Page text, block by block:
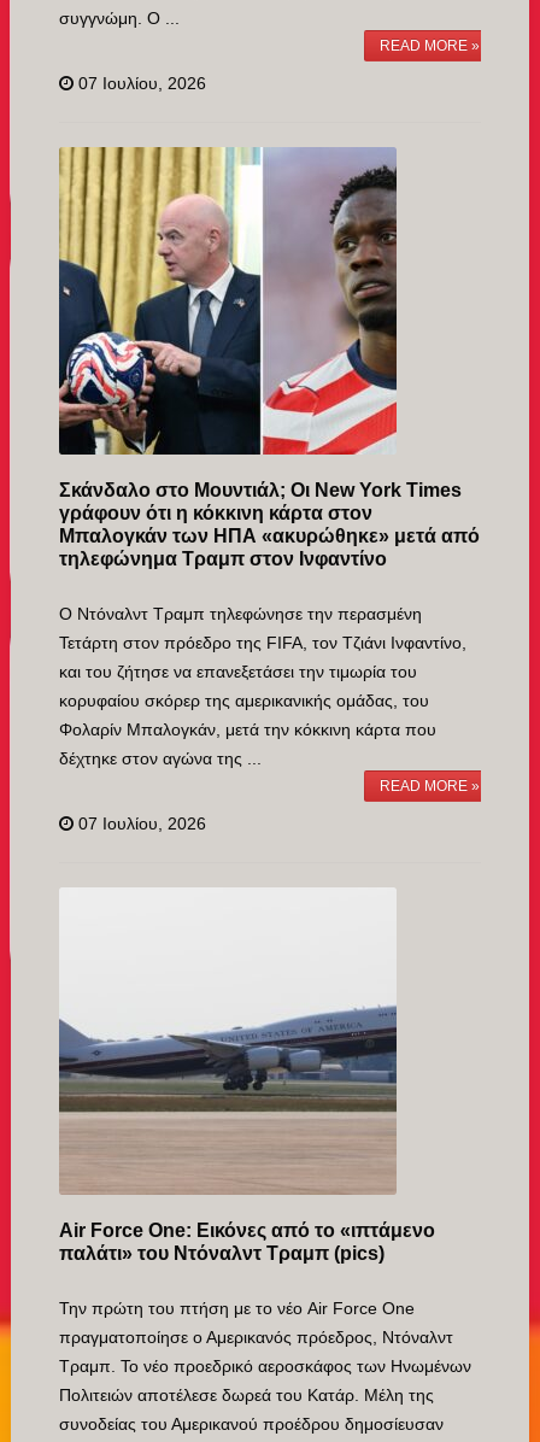
συγγνώμη. Ο ...
READ MORE »
07 Ιουλίου, 2026
Σκάνδαλο στο Μουντιάλ; Οι New York Times
γράφουν ότι η κόκκινη κάρτα στον
Μπαλογκάν των ΗΠΑ «ακυρώθηκε» μετά από
τηλεφώνημα Τραμπ στον Ινφαντίνο
Ο Ντόναλντ Τραμπ τηλεφώνησε την περασμένη
Τετάρτη στον πρόεδρο της FIFA, τον Τζιάνι Ινφαντίνο,
και του ζήτησε να επανεξετάσει την τιμωρία του
κορυφαίου σκόρερ της αμερικανικής ομάδας, του
Φολαρίν Μπαλογκάν, μετά την κόκκινη κάρτα που
δέχτηκε στον αγώνα της ...
READ MORE »
07 Ιουλίου, 2026
Air Force One: Εικόνες από το «ιπτάμενο
παλάτι» του Ντόναλντ Τραμπ (pics)
Την πρώτη του πτήση με το νέο Air Force One
πραγματοποίησε ο Αμερικανός πρόεδρος, Ντόναλντ
Τραμπ. Το νέο προεδρικό αεροσκάφος των Ηνωμένων
Πολιτειών αποτέλεσε δωρεά του Κατάρ. Μέλη της
συνοδείας του Αμερικανού προέδρου δημοσίευσαν